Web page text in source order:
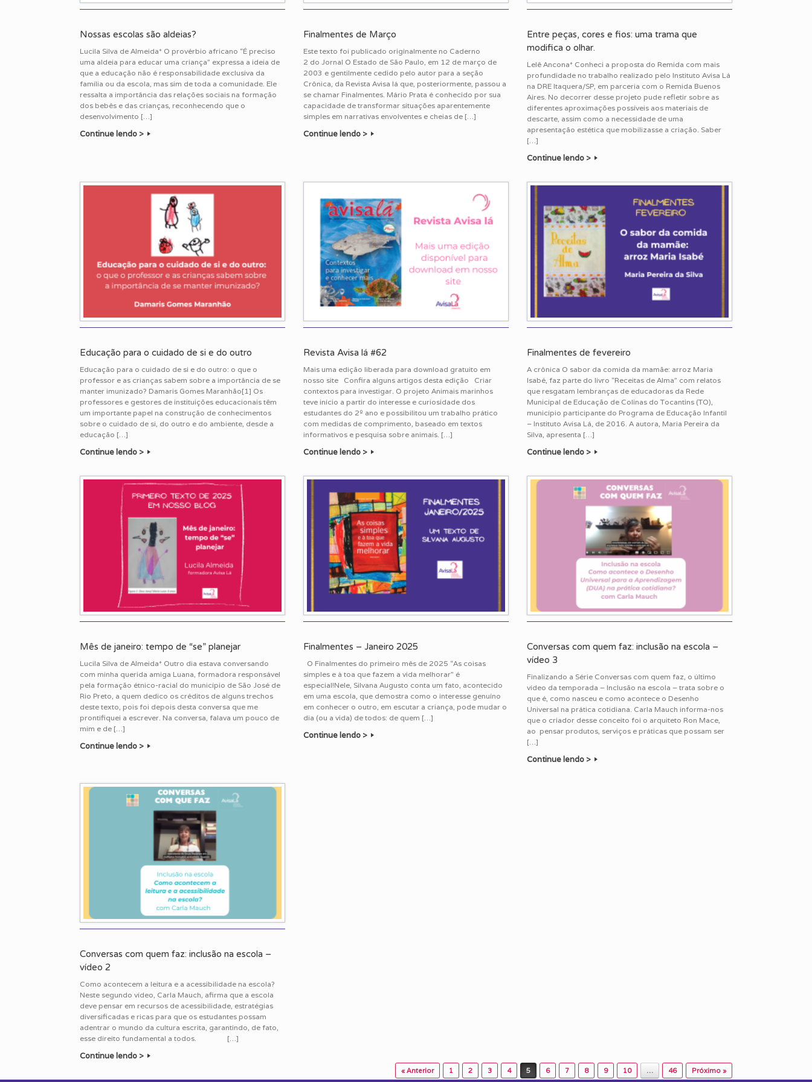
Nossas escolas são aldeias?
Lucila Silva de Almeida* O provérbio africano “É preciso
uma aldeia para educar uma criança” expressa a ideia de
que a educação não é responsabilidade exclusiva da
família ou da escola, mas sim de toda a comunidade. Ele
ressalta a importância das relações sociais na formação
dos bebês e das crianças, reconhecendo que o
desenvolvimento […]
Continue lendo >
Finalmentes de Março
Este texto foi publicado originalmente no Caderno
2 do Jornal O Estado de São Paulo, em 12 de março de
2003 e gentilmente cedido pelo autor para a seção
Crônica, da Revista Avisa lá que, posteriormente, passou a
se chamar Finalmentes. Mário Prata é conhecido por sua
capacidade de transformar situações aparentemente
simples em narrativas envolventes e cheias de […]
Continue lendo >
Entre peças, cores e fios: uma trama que
modifica o olhar.
Lelê Ancona* Conheci a proposta do Remida com mais
profundidade no trabalho realizado pelo Instituto Avisa Lá
na DRE Itaquera/SP, em parceria com o Remida Buenos
Aires. No decorrer desse projeto pude refletir sobre as
diferentes aproximações possíveis aos materiais de
descarte, assim como a necessidade de uma
apresentação estética que mobilizasse a criação. Saber
[…]
Continue lendo >
Educação para o cuidado de si e do outro
Educação para o cuidado de si e do outro: o que o
professor e as crianças sabem sobre a importância de se
manter imunizado? Damaris Gomes Maranhão[1] Os
professores e gestores de instituições educacionais têm
um importante papel na construção de conhecimentos
sobre o cuidado de si, do outro e do ambiente, desde a
educação […]
Continue lendo >
Revista Avisa lá #62
Mais uma edição liberada para download gratuito em
nosso site Confira alguns artigos desta edição Criar
contextos para investigar. O projeto Animais marinhos
teve início a partir do interesse e curiosidade dos
estudantes do 2º ano e possibilitou um trabalho prático
com medidas de comprimento, baseado em textos
informativos e pesquisa sobre animais. […]
Continue lendo >
Finalmentes de fevereiro
A crônica O sabor da comida da mamãe: arroz Maria
Isabé, faz parte do livro “Receitas de Alma” com relatos
que resgatam lembranças de educadoras da Rede
Municipal de Educação de Colinas do Tocantins (TO),
município participante do Programa de Educação Infantil
– Instituto Avisa Lá, de 2016. A autora, Maria Pereira da
Silva, apresenta […]
Continue lendo >
Mês de janeiro: tempo de “se” planejar
Lucila Silva de Almeida* Outro dia estava conversando
com minha querida amiga Luana, formadora responsável
pela formação étnico-racial do município de São José de
Rio Preto, a quem dedico os créditos de alguns trechos
deste texto, pois foi depois desta conversa que me
prontifiquei a escrever. Na conversa, falava um pouco de
mim e de […]
Continue lendo >
Finalmentes – Janeiro 2025
O Finalmentes do primeiro mês de 2025 “As coisas
simples e à toa que fazem a vida melhorar” é
especial!Nele, Silvana Augusto conta um fato, acontecido
em uma escola, que demostra como o interesse genuíno
em conhecer o outro, em escutar a criança, pode mudar o
dia (ou a vida) de todos: de quem […]
Continue lendo >
Conversas com quem faz: inclusão na escola –
vídeo 3
Finalizando a Série Conversas com quem faz, o último
vídeo da temporada – Inclusão na escola – trata sobre o
que é, como nasceu e como acontece o Desenho
Universal na prática cotidiana. Carla Mauch informa-nos
que o criador desse conceito foi o arquiteto Ron Mace,
ao pensar produtos, serviços e práticas que possam ser
[…]
Continue lendo >
Conversas com quem faz: inclusão na escola –
vídeo 2
Como acontecem a leitura e a acessibilidade na escola?
Neste segundo vídeo, Carla Mauch, afirma que a escola
deve pensar em recursos de acessibilidade, estratégias
diversificadas e ricas para que os estudantes possam
adentrar o mundo da cultura escrita, garantindo, de fato,
esse direito fundamental a todos. […]
Continue lendo >
« Anterior 1 2 3 4 5 6 7 8 9 10 … 46 Próximo »